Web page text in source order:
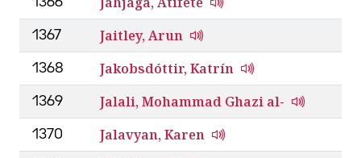
1367 Jaitley, Arun
1368 Jakobsdóttir, Katrín
1369 Jalali, Mohammad Ghazi al-
1370 Jalavyan, Karen